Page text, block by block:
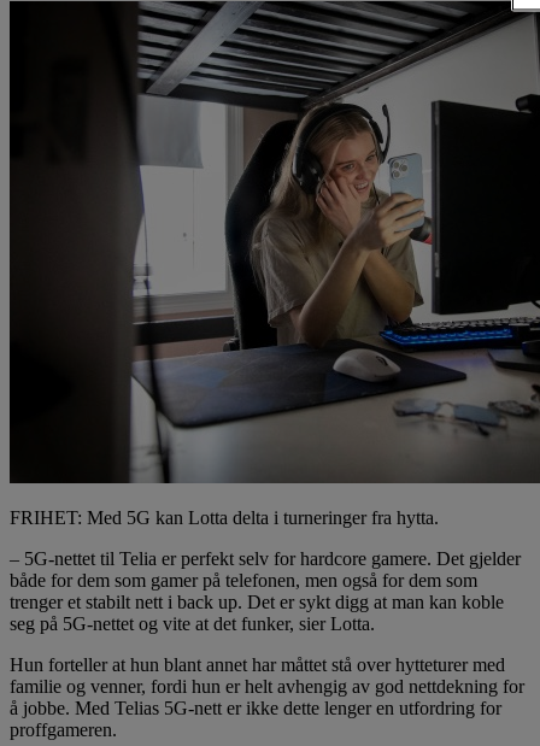
FRIHET: Med 5G kan Lotta delta i turneringer fra hytta.
– 5G-nettet til Telia er perfekt selv for hardcore gamere. Det gjelder
både for dem som gamer på telefonen, men også for dem som
trenger et stabilt nett i back up. Det er sykt digg at man kan koble
seg på 5G-nettet og vite at det funker, sier Lotta.
Hun forteller at hun blant annet har måttet stå over hytteturer med
familie og venner, fordi hun er helt avhengig av god nettdekning for
å jobbe. Med Telias 5G-nett er ikke dette lenger en utfordring for
proffgameren.